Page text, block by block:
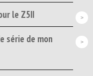
le Z5II
série de mon